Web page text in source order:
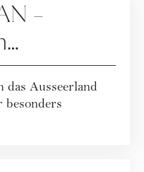
–
Ausseerland
besonders